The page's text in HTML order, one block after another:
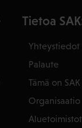
Tietoa
Yhteystiedot
Palaute
Tämä on SAK
Organisaatio
Aluetoimistot